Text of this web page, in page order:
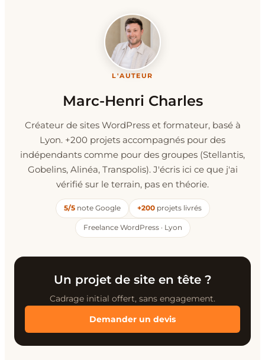
L'AUTEUR
Marc-Henri Charles
Créateur de sites WordPress et formateur, basé à
Lyon. +200 projets accompagnés pour des
indépendants comme pour des groupes (Stellantis,
Gobelins, Alinéa, Transpolis). J'écris ici ce que j'ai
vérifié sur le terrain, pas en théorie.
5/5note Google +200projets livrés
Freelance WordPress · Lyon
Un projet de site en tête ?
Cadrage initial offert, sans engagement.
Demander un devis